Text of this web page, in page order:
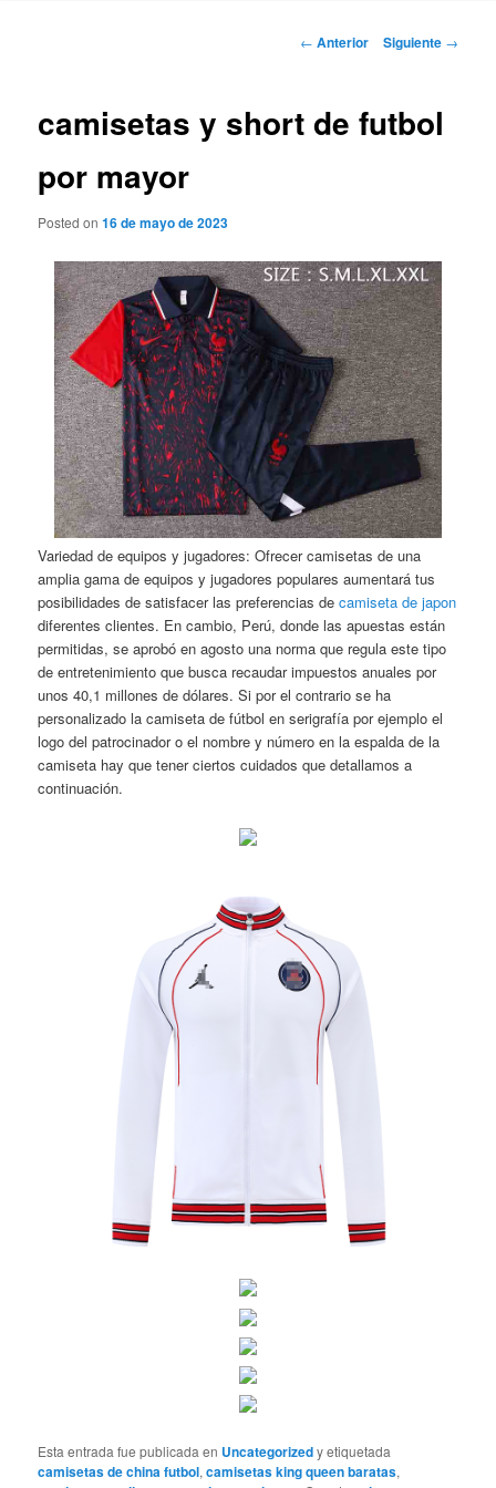
Navegación
← Anterior Siguiente →
camisetas y short de futbol
por mayor
Posted on16 de mayo de 2023
Variedad de equipos y jugadores: Ofrecer camisetas de una
amplia gama de equipos y jugadores populares aumentará tus
posibilidades de satisfacer las preferencias decamiseta de japon
diferentes clientes. En cambio, Perú, donde las apuestas están
permitidas, se aprobó en agosto una norma que regula este tipo
de entretenimiento que busca recaudar impuestos anuales por
unos 40,1 millones de dólares. Si por el contrario se ha
personalizado la camiseta de fútbol en serigrafía por ejemplo el
logo del patrocinador o el nombre y número en la espalda de la
camiseta hay que tener ciertos cuidados que detallamos a
continuación.
Esta entrada fue publicada en Uncategorizedy etiquetada
camisetas de china futbol,camisetas king queen baratas,